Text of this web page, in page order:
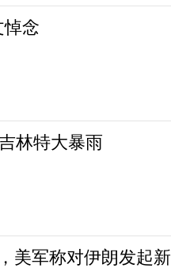
悼念
林特大暴雨
美军称对伊朗发起新